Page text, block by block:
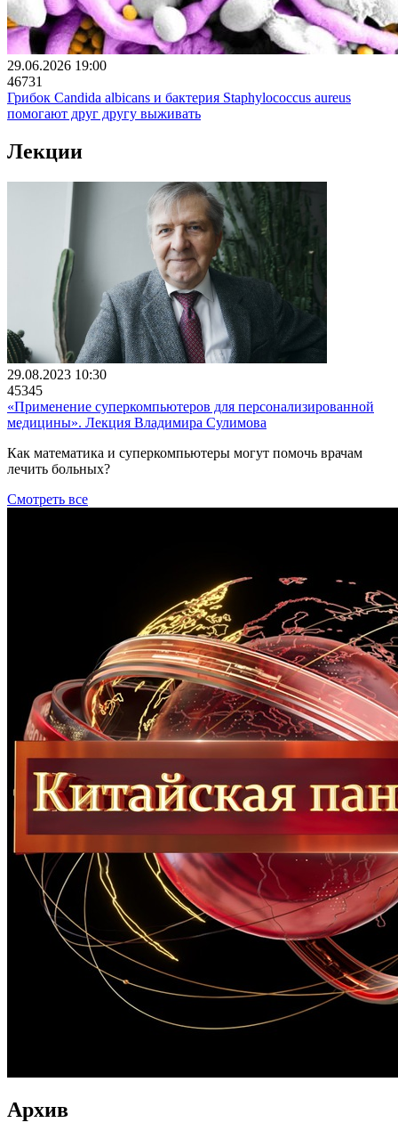
29.06.2026 19:00
46731
Грибок Candida albicans и бактерия Staphylococcus aureus
помогают друг другу выживать
Лекции
29.08.2023 10:30
45345
«Применение суперкомпьютеров для персонализированной
медицины». Лекция Владимира Сулимова
Как математика и суперкомпьютеры могут помочь врачам
лечить больных?
Смотреть все
Архив